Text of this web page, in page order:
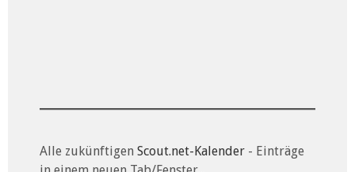
Alle zukünftigen Scout.net-Kalender - Einträge